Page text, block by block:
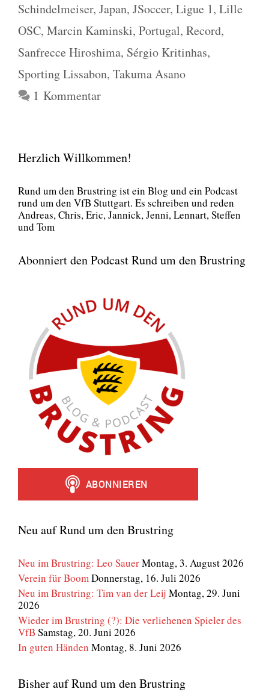
Schindelmeiser, Japan, JSoccer, Ligue 1, Lille
OSC, Marcin Kaminski, Portugal, Record,
Sanfrecce Hiroshima, Sérgio Kritinhas,
Sporting Lissabon, Takuma Asano
1 Kommentar
Herzlich Willkommen!
Rund um den Brust­ring ist ein Blog und ein Pod­cast
rund um den VfB Stutt­gart. Es schrei­ben und reden
Andre­as, Chris, Eric, Jan­nick, Jen­ni, Lenn­art, Stef­fen
und Tom
Abonniert den Podcast Rund um den Brustring
Neu auf Rund um den Brustring
Neu im Brustring: Leo SauerMontag, 3. August 2026
Verein für BoomDonnerstag, 16. Juli 2026
Neu im Brustring: Tim van der Leij Montag, 29. Juni
2026
Wieder im Brustring (?): Die verliehenen Spieler des
VfB Samstag, 20. Juni 2026
In guten Händen Montag, 8. Juni 2026
Bisher auf Rund um den Brustring